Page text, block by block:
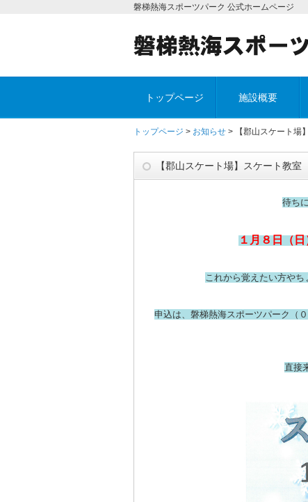
磐梯熱海スポーツパーク 公式ホームページ
トップページ 施設概要
トップページ > お知らせ > 【郡山スケート場
【郡山スケート場】スケート教室
待ち
１月８日（日
これから覚えたい方やち
申込は、磐梯熱海スポーツパーク（
直接